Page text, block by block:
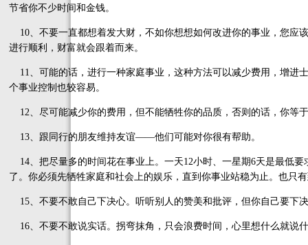
节省你不少时间和金钱。
10、不要一直都想着发大财，不如你想想如何改进你的事业，您应
进行顺利，财富就会跟着而来。
11、可能的话，进行一种家庭事业，这种方法可以减少费用，增进
个事业控制也较容易。
12、尽可能减少你的费用，但不能牺牲你的品质，否则的话，你等
13、跟同行的朋友维持友谊——他们可能对你很有帮助。
14、把尽量多的时间花在事业上。一天12小时、一星期6天是最低
了。你必须先牺牲家庭和社会上的娱乐，直到你事业站稳为止。也只
15、不要不敢自己下决心。听听别人的赞美和批评，但你自己要下
16、不要不敢说实话。拐弯抹角，只会浪费时间，心里想什么就说